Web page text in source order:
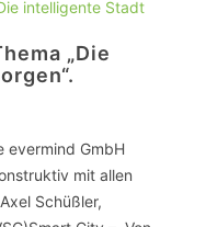
„Die
evermind GmbH
mit allen
Schüßler,